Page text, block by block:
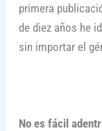
primera
de diez años he
sin importar el
No es fácil